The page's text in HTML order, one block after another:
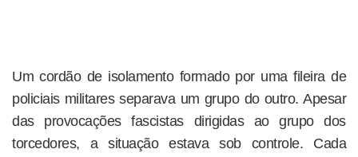
Um cordão de isolamento formado por uma fileira de
policiais militares separava um grupo do outro. Apesar
das provocações fascistas dirigidas ao grupo dos
torcedores, a situação estava sob controle. Cada